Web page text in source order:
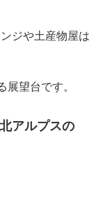
ジや土産物屋は
望台です。
アルプスの